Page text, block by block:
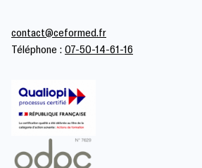
contact@ceformed.fr
Téléphone : 07-50-14-61-16